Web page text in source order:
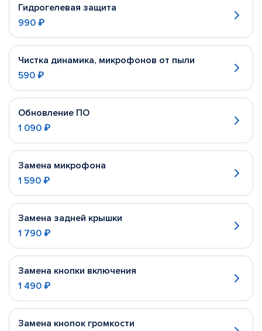
Гидрогелевая защита
990 ₽
Чистка динамика, микрофонов от пыли
590 ₽
Обновление ПО
1 090 ₽
Замена микрофона
1 590 ₽
Замена задней крышки
1 790 ₽
Замена кнопки включения
1 490 ₽
Замена кнопок громкости